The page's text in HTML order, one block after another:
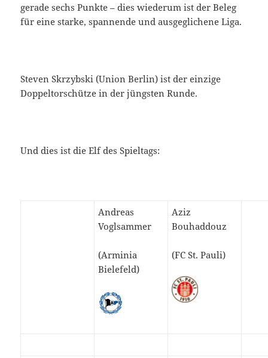
gerade sechs Punkte – dies wiederum ist der Beleg
für eine starke, spannende und ausgeglichene Liga.
Steven Skrzybski (Union Berlin) ist der einzige
Doppeltorschütze in der jüngsten Runde.
Und dies ist die Elf des Spieltags:
Andreas
Voglsammer
(Arminia
Bielefeld)
Aziz
Bouhaddouz
(FC St. Pauli)